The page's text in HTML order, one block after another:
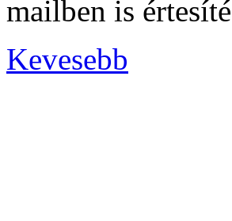
mailben is
Kevesebb